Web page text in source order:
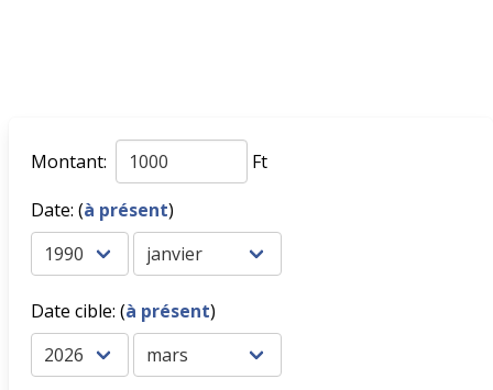
Montant:
Ft
Date: (à présent)
Date cible: (à présent)